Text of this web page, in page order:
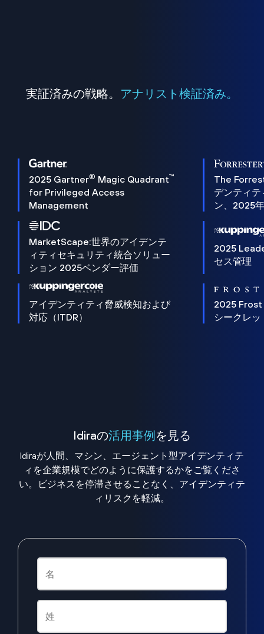
実証済みの戦略。 アナリスト検証済み。
2025 Gartner® Magic Quadrant™
for Privileged Access
Management
The
デンティ
ン、2025
MarketScape:世界のアイデンテ
ィティセキュリティ統合ソリュー
ション 2025ベンダー評価
2025
セス管理
アイデンティティ脅威検知および
対応（ITDR）
2025 Frost
シークレッ
Idiraの活用事例を見る
Idiraが人間、マシン、エージェント型アイデンティテ
ィを企業規模でどのように保護するかをご覧くださ
い。ビジネスを停滞させることなく、アイデンティテ
ィリスクを軽減。